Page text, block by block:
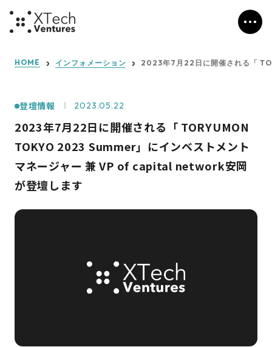
HOME インフォメーション 2023年7月22日に開催される「
登壇情報 2023.05.22
2023年7月22日に開催される「 TORYUMON
TOKYO 2023 Summer」にインベストメント
マネージャー 兼 VP of capital network安岡
が登壇します